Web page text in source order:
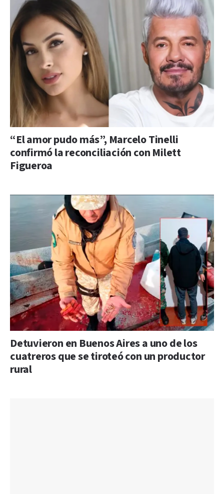
“El amor pudo más”, Marcelo Tinelli
confirmó la reconciliación con Milett
Figueroa
Detuvieron en Buenos Aires a uno de los
cuatreros que se tiroteó con un productor
rural